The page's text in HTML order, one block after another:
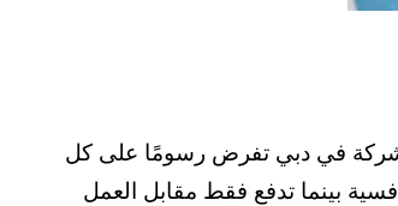
شركة في دبي تفرض رسومًا على كل
بينما تدفع فقط مقابل العمل